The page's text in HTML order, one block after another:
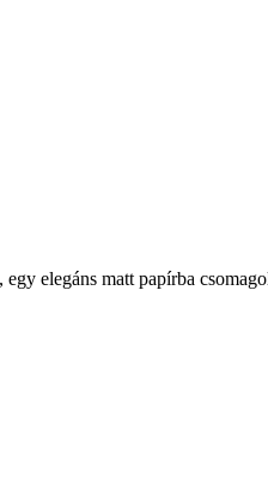
elegáns matt papírba